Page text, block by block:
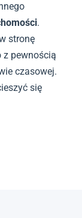
.
stronę
z pewnością
czasowej.
się